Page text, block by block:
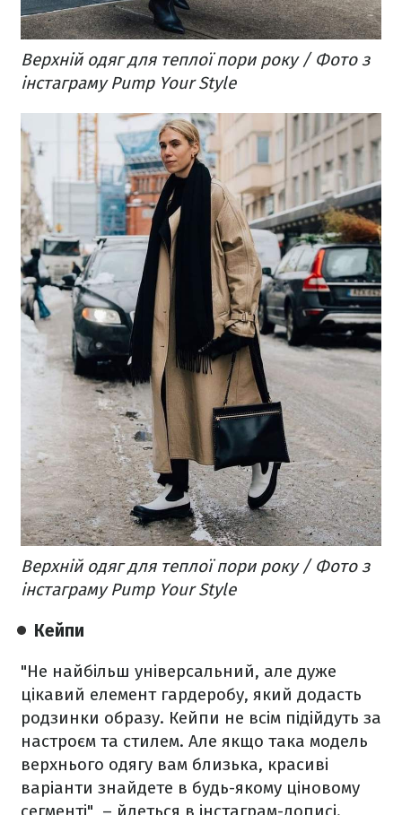
Верхній одяг для теплої пори року / Фото з
інстаграму Pump Your Style
Верхній одяг для теплої пори року / Фото з
інстаграму Pump Your Style
Кейпи
"Не найбільш універсальний, але дуже
цікавий елемент гардеробу, який додасть
родзинки образу. Кейпи не всім підійдуть за
настроєм та стилем. Але якщо така модель
верхнього одягу вам близька, красиві
варіанти знайдете в будь-якому ціновому